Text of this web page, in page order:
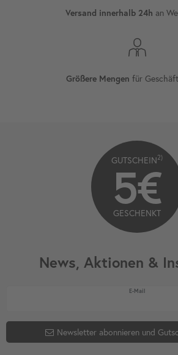
Versand innerhalb 24h an
Größere Mengen für
News, Aktionen &
E-MailNewsletter
Newsletter abonnieren und
GUTSCHEIN2)
5€
GESCHENKT